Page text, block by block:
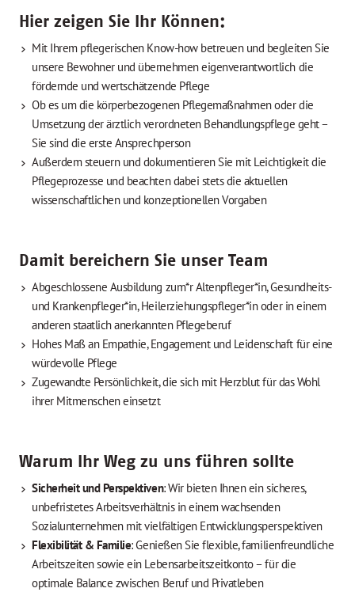
Hier zeigen Sie Ihr Können:
Mit Ihrem pflegerischen Know-how betreuen und begleiten Sie
unsere Bewohner und übernehmen eigenverantwortlich die
fördernde und wertschätzende Pflege
Ob es um die körperbezogenen Pflegemaßnahmen oder die
Umsetzung der ärztlich verordneten Behandlungspflege geht –
Sie sind die erste Ansprechperson
Außerdem steuern und dokumentieren Sie mit Leichtigkeit die
Pflegeprozesse und beachten dabei stets die aktuellen
wissenschaftlichen und konzeptionellen Vorgaben
Damit bereichern Sie unser Team
Abgeschlossene Ausbildung zum*r Altenpfleger*in, Gesundheits-
und Krankenpfleger*in, Heilerziehungspfleger*in oder in einem
anderen staatlich anerkannten Pflegeberuf
Hohes Maß an Empathie, Engagement und Leidenschaft für eine
würdevolle Pflege
Zugewandte Persönlichkeit, die sich mit Herzblut für das Wohl
ihrer Mitmenschen einsetzt
Warum Ihr Weg zu uns führen sollte
Sicherheit und Perspektiven: Wir bieten Ihnen ein sicheres,
unbefristetes Arbeitsverhältnis in einem wachsenden
Sozialunternehmen mit vielfältigen Entwicklungsperspektiven
Flexibilität & Familie: Genießen Sie flexible, familienfreundliche
Arbeitszeiten sowie ein Lebensarbeitszeitkonto – für die
optimale Balance zwischen Beruf und Privatleben